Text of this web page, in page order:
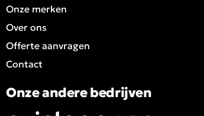
Onze merken
Over ons
Offerte aanvragen
Contact
Onze andere bedrijven